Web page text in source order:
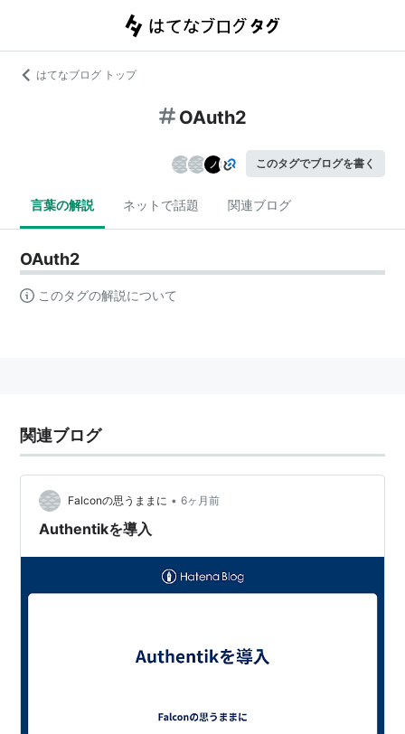
はてなブログ トップ
OAuth2
このタグでブログを書く
言葉の解説 ネットで話題 関連ブログ
OAuth2
このタグの解説について
関連ブログ
Falconの思うままに • 6ヶ月前
Authentikを導入